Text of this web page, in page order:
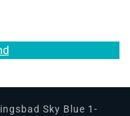
Sky Blue 1-